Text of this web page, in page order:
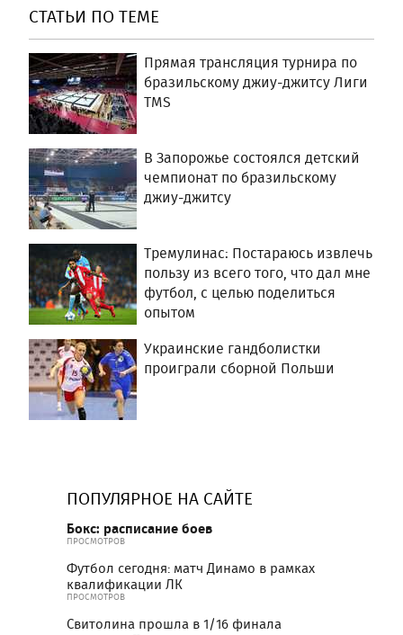
СТАТЬИ ПО ТЕМЕ
Прямая трансляция турнира по
бразильскому джиу-джитсу Лиги
TMS
В Запорожье состоялся детский
чемпионат по бразильскому
джиу-джитсу
Тремулинас: Постараюсь извлечь
пользу из всего того, что дал мне
футбол, с целью поделиться
опытом
Украинские гандболистки
проиграли сборной Польши
ПОПУЛЯРНОЕ НА САЙТЕ
Бокс: расписание боев
ПРОСМОТРОВ
Футбол сегодня: матч Динамо в рамках
квалификации ЛК
ПРОСМОТРОВ
Свитолина прошла в 1/16 финала